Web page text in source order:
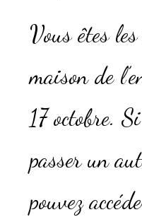
Vous êtes
maison de
17 octobre.
passer un
pouvez